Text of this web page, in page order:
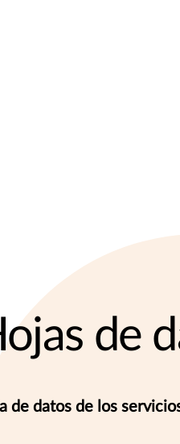
de
de datos de los